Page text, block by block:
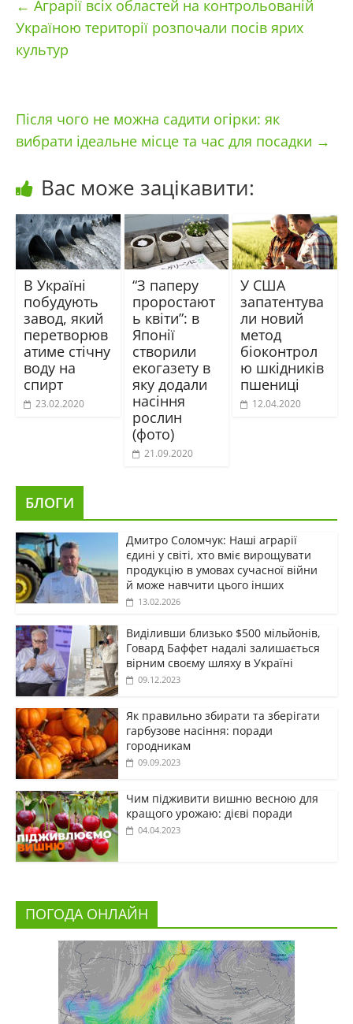
← Аграрії всіх областей на контрольованій
Україною території розпочали посів ярих
культур
Після чого не можна садити огірки: як
вибрати ідеальне місце та час для посадки →
Вас може зацікавити:
В Україні
побудують
завод, який
перетворюв
атиме стічну
воду на
спирт
23.02.2020
“З паперу
проростают
ь квіти”: в
Японії
створили
екогазету в
яку додали
насіння
рослин
(фото)
21.09.2020
У США
запатентува
ли новий
метод
біоконтрол
ю шкідників
пшениці
12.04.2020
БЛОГИ
Дмитро Соломчук: Наші аграрії
єдині у світі, хто вміє вирощувати
продукцію в умовах сучасної війни
й може навчити цього інших
13.02.2026
Виділивши близько $500 мільйонів,
Говард Баффет надалі залишається
вірним своєму шляху в Україні
09.12.2023
Як правильно збирати та зберігати
гарбузове насіння: поради
городникам
09.09.2023
Чим підживити вишню весною для
кращого урожаю: дієві поради
04.04.2023
ПОГОДА ОНЛАЙН